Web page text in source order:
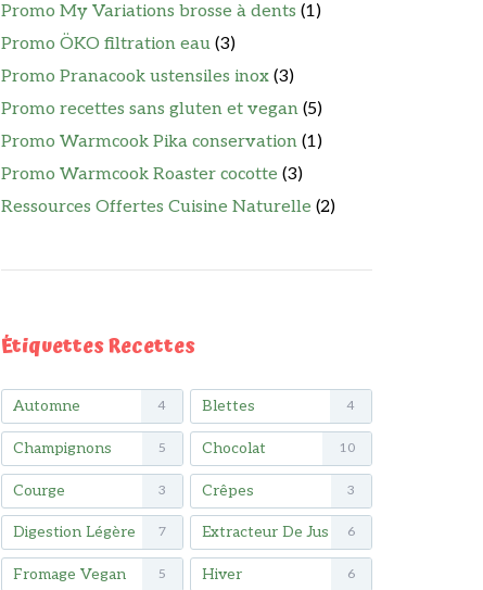
Promo My Variations brosse à dents (1)
Promo ÖKO filtration eau (3)
Promo Pranacook ustensiles inox (3)
Promo recettes sans gluten et vegan (5)
Promo Warmcook Pika conservation (1)
Promo Warmcook Roaster cocotte (3)
Ressources Offertes Cuisine Naturelle (2)
Étiquettes Recettes
Automne 4 Blettes 4
Champignons 5 Chocolat 10
Courge 3 Crêpes 3
Digestion Légère 7 Extracteur De Jus 6
Fromage Vegan 5 Hiver 6